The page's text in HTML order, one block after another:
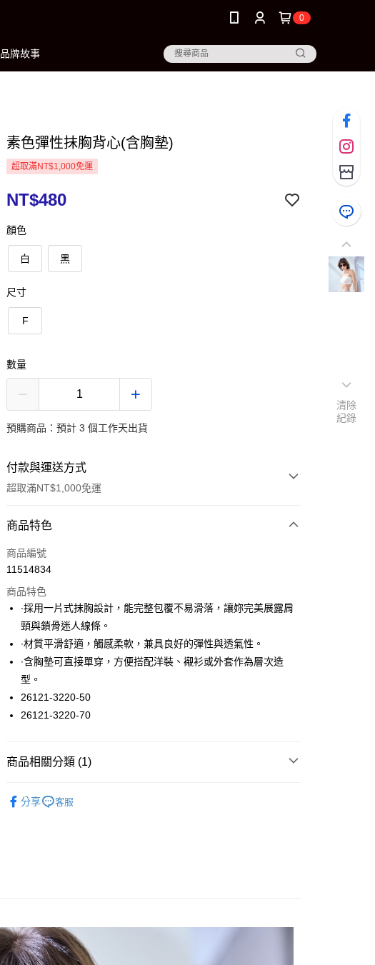
0
品牌故事
素色彈性抹胸背心(含胸墊)
超取滿NT$1,000免運
NT$480
顏色
白 黑
尺寸
F
數量
預購商品：預計 3 個工作天出貨
付款與運送方式
超取滿NT$1,000免運
付款方式
信用卡一次付款
LINE Pay
Apple Pay
悠遊付
大哥付你分期
相關說明
【大哥付你分期使用說明】
完成交易。
消。如遇「轉專審核」未通過狀況，表示未達大哥付你分期系統評分，恕
用戶於交易時，得透過本服務購買商品或服務，並由商店將買賣／分期付
款買賣價金債權讓與本公司後，依約使用本公司帳單繳交帳款。
2.基於同意付款使用「大哥付你分期」之契約關係目的，商店將以您的個人
運送方式
全家取貨付款
付款後7-11取貨
每筆NT$60，滿NT$1,000(含以上)免運費
商品特色
商品編號
11514834
商品特色
∙採用一片式抹胸設計，能完整包覆不易滑落，讓妳完美展露肩
頸與鎖骨迷人線條。
∙材質平滑舒適，觸感柔軟，兼具良好的彈性與透氣性。
∙含胸墊可直接單穿，方便搭配洋裝、襯衫或外套作為層次造
型。
26121-3220-50
26121-3220-70
商品相關分類 (1)
分享
客服
清除
紀錄